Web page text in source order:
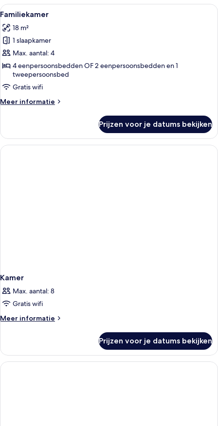
Alle
foto's
voor
Familiekamer
laden
Een hotelkamer met twee bedden,
1
Familiekamer
18 m²
1 slaapkamer
Max. aantal: 4
4 eenpersoonsbedden OF 2 eenpersoonsbedden en 1
tweepersoonsbed
Gratis wifi
Meer informatie
Meer
Prijzen voor je datums bekijken
Kamer
Max. aantal: 8
Gratis wifi
Meer informatie
Meer
Prijzen voor je datums bekijken